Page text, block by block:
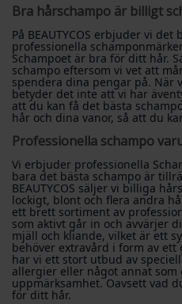
Bra hårschampo är billigt
På BEAUTYCOS erbjuder vi
professionella
Schampoet är bra för ditt hår.
schampo eftersom vi vet att
spendera dina pengar på. När
betyder det inte att vi har
att du kan få det bästa
hår och dina vanor, så att du
Professionella schampo
Vi erbjuder professionella
bara det bästa schampo är
BEAUTYCOS säljer vi billiga
lockigt, blont och flera andra
ett brett sortiment av
som aktivt går in och avvärjer
mjäll och kliande, vilket är ett
behöver extravård i form av ett
har vi ett stort utbud av
allergier eller något annat
uppmärksamhet. Oavsett vad
för ditt hår.